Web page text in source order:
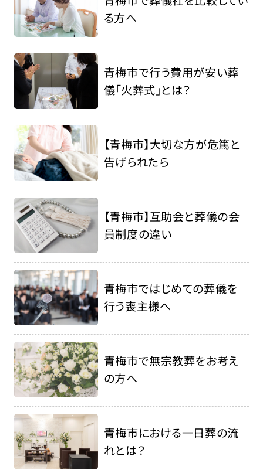
る方へ
青梅市で行う費用が安い葬
儀「火葬式」とは？
【青梅市】大切な方が危篤と
告げられたら
【青梅市】互助会と葬儀の会
員制度の違い
青梅市ではじめての葬儀を
行う喪主様へ
青梅市で無宗教葬をお考え
の方へ
青梅市における一日葬の流
れとは？